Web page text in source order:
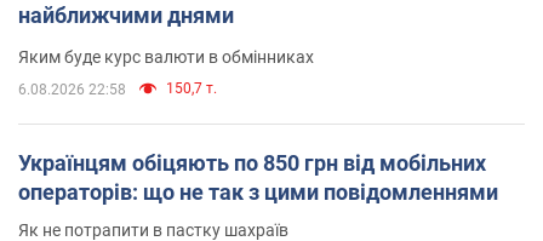
найближчими днями
Яким буде курс валюти в обмінниках
6.08.2026 22:58 150,7 т.
Українцям обіцяють по 850 грн від мобільних
операторів: що не так з цими повідомленнями
Як не потрапити в пастку шахраїв